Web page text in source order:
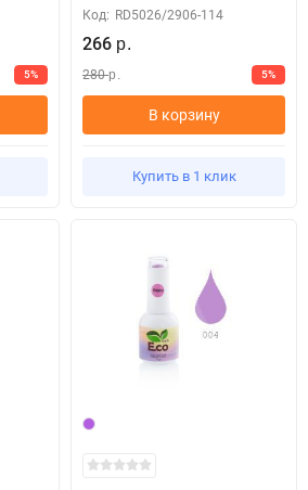
5%
Код: RD5026/2906-114
266 р.
280 р. 5%
В корзину
Купить в 1 клик